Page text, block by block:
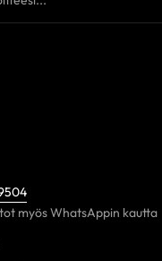
myös WhatsAppin kautta